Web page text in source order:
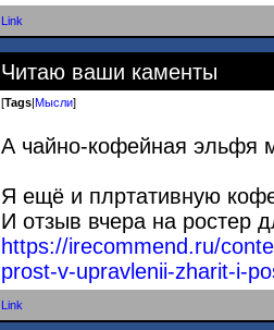
Link
Читаю ваши каменты
[Tags|Мысли]
А чайно-кофейная эльфя
Я ещё и плртативную
И отзыв вчера на ростер
https://irecommend.ru/
prost-v-upravlenii-zharit-i-
Link